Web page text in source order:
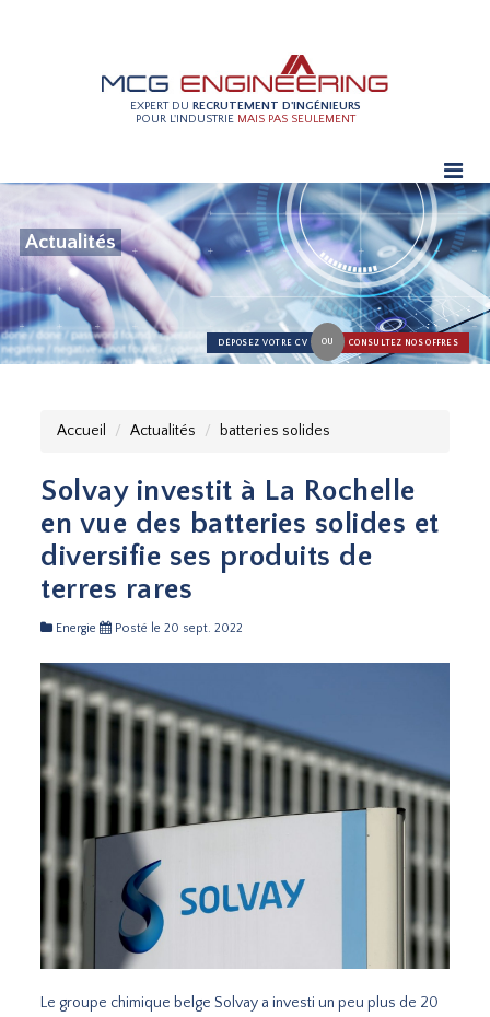
EXPERT DU RECRUTEMENT D'INGÉNIEURS
POUR L'INDUSTRIE MAIS PAS SEULEMENT
Actualités
DÉPOSEZ VOTRE CV OU CONSULTEZ NOS OFFRES
Accueil Actualités batteries solides
Solvay investit à La Rochelle
en vue des batteries solides et
diversifie ses produits de
terres rares
Energie Posté le 20 sept. 2022
Le groupe chimique belge Solvay a investi un peu plus de 20